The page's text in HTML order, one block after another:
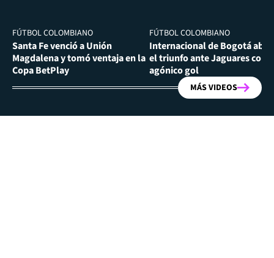
FÚTBOL COLOMBIANO
Santa Fe venció a Unión
Magdalena y tomó ventaja en la
Copa BetPlay
FÚTBOL COLOMBIANO
Internacional de Bogotá
el triunfo ante Jaguares con
agónico gol
MÁS VIDEOS